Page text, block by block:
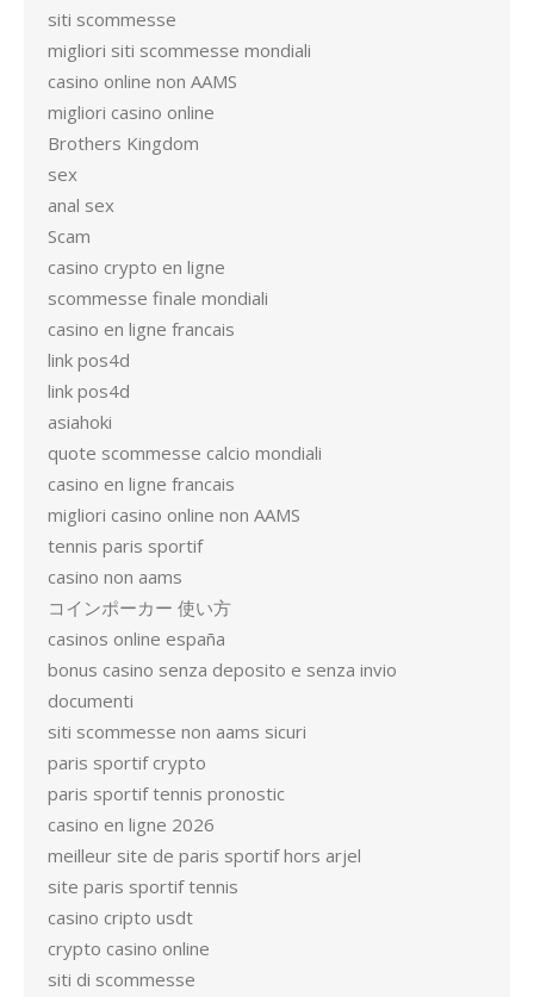
siti scommesse
migliori siti scommesse mondiali
casino online non AAMS
migliori casino online
Brothers Kingdom
sex
anal sex
Scam
casino crypto en ligne
scommesse finale mondiali
casino en ligne francais
link pos4d
link pos4d
asiahoki
quote scommesse calcio mondiali
casino en ligne francais
migliori casino online non AAMS
tennis paris sportif
casino non aams
コインポーカー 使い方
casinos online españa
bonus casino senza deposito e senza invio
documenti
siti scommesse non aams sicuri
paris sportif crypto
paris sportif tennis pronostic
casino en ligne 2026
meilleur site de paris sportif hors arjel
site paris sportif tennis
casino cripto usdt
crypto casino online
siti di scommesse